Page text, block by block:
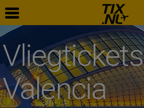
Vliegtickets
Valencia